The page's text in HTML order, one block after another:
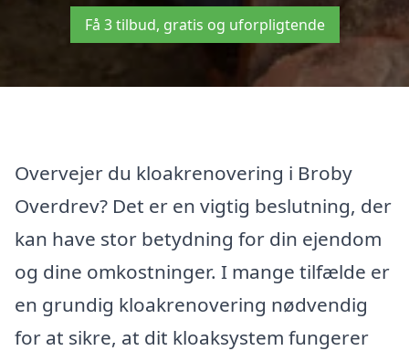
Få 3 tilbud, gratis og uforpligtende
Overvejer du kloakrenovering i Broby
Overdrev? Det er en vigtig beslutning, der
kan have stor betydning for din ejendom
og dine omkostninger. I mange tilfælde er
en grundig kloakrenovering nødvendig
for at sikre, at dit kloaksystem fungerer